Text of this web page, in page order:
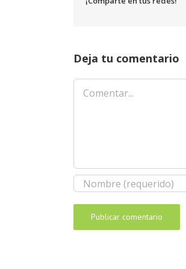
Deja tu comentario
Comentar